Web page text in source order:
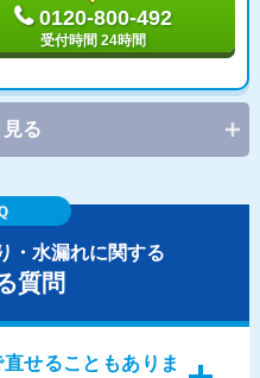
0120-800-492
受付時間 24時間
見る
・水漏れに関する
質問
せることもありま